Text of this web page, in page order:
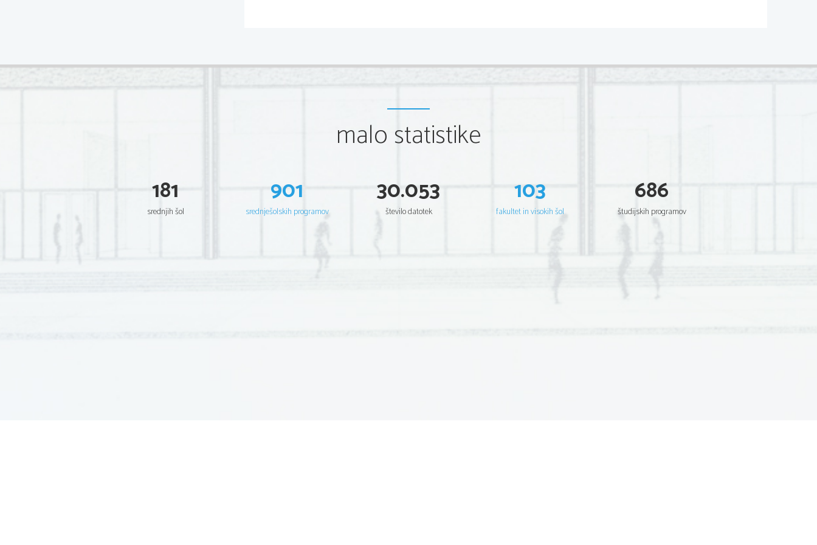
Japonska književnost
Najpogostejši pesniški obliki se imenujeta HAIKU (najkrajša pesniška oblika) in TANKA
nujno podoba iz narave
malo statistike
181
srednjih šol
901
srednješolskih programov
30.053
število datotek
103
fakultet in visokih šol
686
študijskih programov